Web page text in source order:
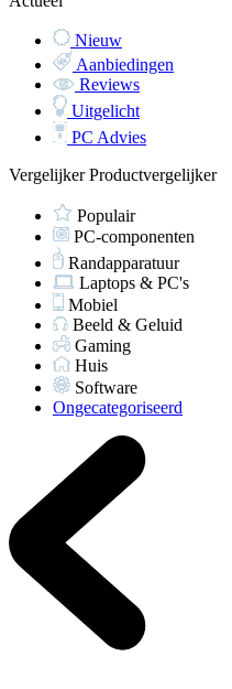
Nieuw
Aanbiedingen
Reviews
Uitgelicht
PC Advies
VergelijkerProductvergelijker
Populair
PC-componenten
Randapparatuur
Laptops & PC's
Mobiel
Beeld & Geluid
Gaming
Huis
Software
Ongecategoriseerd